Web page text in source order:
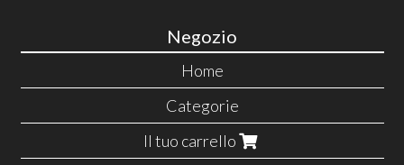
Negozio
Home
Categorie
Il tuo carrello